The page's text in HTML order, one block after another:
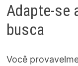
Adapte-se
busca
Você